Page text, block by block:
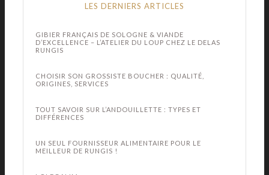
LES DERNIERS ARTICLES
GIBIER FRANÇAIS DE SOLOGNE & VIANDE
D’EXCELLENCE – L’ATELIER DU LOUP CHEZ LE DELAS
RUNGIS
CHOISIR SON GROSSISTE BOUCHER : QUALITÉ,
ORIGINES, SERVICES
TOUT SAVOIR SUR L’ANDOUILLETTE : TYPES ET
DIFFÉRENCES
UN SEUL FOURNISSEUR ALIMENTAIRE POUR LE
MEILLEUR DE RUNGIS !